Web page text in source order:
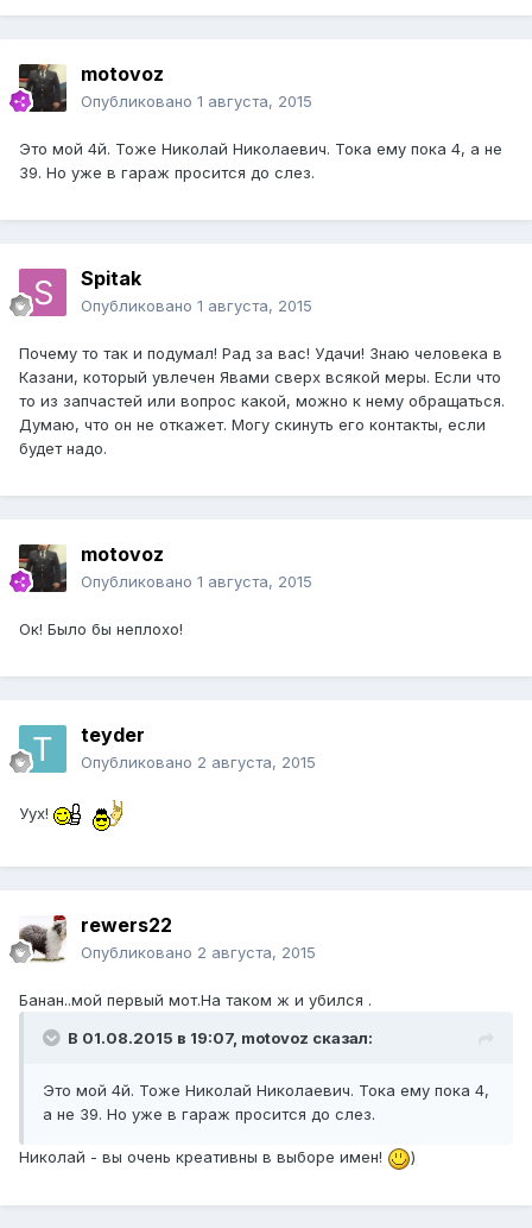
motovoz
Опубликовано 1 августа, 2015
Это мой 4й. Тоже Николай Николаевич. Тока ему пока 4, а не
39. Но уже в гараж просится до слез.
Spitak
Опубликовано 1 августа, 2015
Почему то так и подумал! Рад за вас! Удачи! Знаю человека в
Казани, который увлечен Явами сверх всякой меры. Если что
то из запчастей или вопрос какой, можно к нему обращаться.
Думаю, что он не откажет. Могу скинуть его контакты, если
будет надо.
motovoz
Опубликовано 1 августа, 2015
Ок! Было бы неплохо!
teyder
Опубликовано 2 августа, 2015
Уух!
rewers22
Опубликовано 2 августа, 2015
Банан..мой первый мот.На таком ж и убился .
В 01.08.2015 в 19:07, motovoz сказал:
Это мой 4й. Тоже Николай Николаевич. Тока ему пока 4,
а не 39. Но уже в гараж просится до слез.
Николай - вы очень креативны в выборе имен! )